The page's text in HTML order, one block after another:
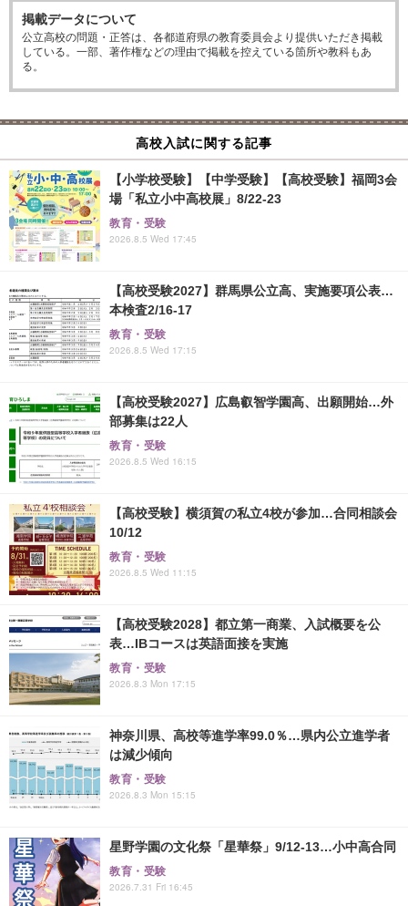
掲載データについて
公立高校の問題・正答は、各都道府県の教育委員会より提供いただき掲載
している。一部、著作権などの理由で掲載を控えている箇所や教科もあ
る。
高校入試に関する記事
【小学校受験】【中学受験】【高校受験】福岡3会
場「私立小中高校展」8/22-23
教育・受験
2026.8.5 Wed 17:45
【高校受験2027】群馬県公立高、実施要項公表…
本検査2/16-17
教育・受験
2026.8.5 Wed 17:15
【高校受験2027】広島叡智学園高、出願開始…外
部募集は22人
教育・受験
2026.8.5 Wed 16:15
【高校受験】横須賀の私立4校が参加…合同相談会
10/12
教育・受験
2026.8.5 Wed 11:15
【高校受験2028】都立第一商業、入試概要を公
表…IBコースは英語面接を実施
教育・受験
2026.8.3 Mon 17:15
神奈川県、高校等進学率99.0％…県内公立進学者
は減少傾向
教育・受験
2026.8.3 Mon 15:15
星野学園の文化祭「星華祭」9/12-13…小中高合同
教育・受験
2026.7.31 Fri 16:45